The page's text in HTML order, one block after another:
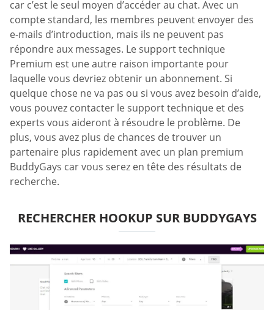
car c’est le seul moyen d’accéder au chat. Avec un
compte standard, les membres peuvent envoyer des
e-mails d’introduction, mais ils ne peuvent pas
répondre aux messages. Le support technique
Premium est une autre raison importante pour
laquelle vous devriez obtenir un abonnement. Si
quelque chose ne va pas ou si vous avez besoin d’aide,
vous pouvez contacter le support technique et des
experts vous aideront à résoudre le problème. De
plus, vous avez plus de chances de trouver un
partenaire plus rapidement avec un plan premium
BuddyGays car vous serez en tête des résultats de
recherche.
RECHERCHER HOOKUP SUR BUDDYGAYS